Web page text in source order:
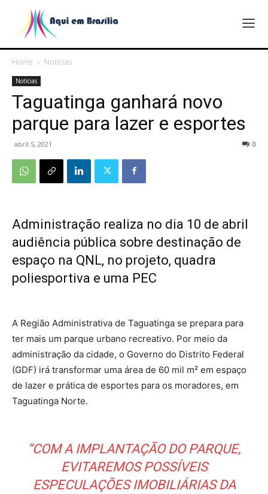
Home Notícias
Notícias
Taguatinga ganhará novo
parque para lazer e esportes
abril 5, 2021 0
Administração realiza no dia 10 de abril
audiência pública sobre destinação de
espaço na QNL, no projeto, quadra
poliesportiva e uma PEC
A Região Administrativa de Taguatinga se prepara para
ter mais um parque urbano recreativo. Por meio da
administração da cidade, o Governo do Distrito Federal
(GDF) irá transformar uma área de 60 mil m² em espaço
de lazer e prática de esportes para os moradores, em
Taguatinga Norte.
“COM A IMPLANTAÇÃO DO PARQUE,
EVITAREMOS POSSÍVEIS
ESPECULAÇÕES IMOBILIÁRIAS DA